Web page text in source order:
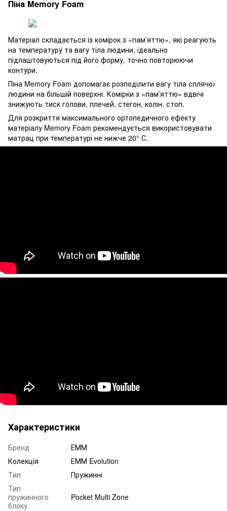
Піна Memory Foam
Матеріал складається із комірок з «пам’яттю», які реагують
на температуру та вагу тіла людини, ідеально
підлаштовуються під його форму, точно повторюючи
контури.
Піна Memory Foam допомагає розподілити вагу тіла сплячої
людини на більшій поверхні. Комірки з «пам’яттю» вдвічі
знижують тиск голови, плечей, стегон, колін, стоп.
Для розкриття максимального ортопедичного ефекту
матеріалу Memory Foam рекомендується використовувати
матрац при температурі не нижче 20° С.
Характеристики
Бренд
ЕММ
Колекція
ЕММ Evolution
Тип
Пружинні
Тип
пружинного
блоку
Pocket Multi Zone